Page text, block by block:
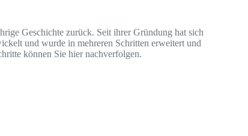
Geschichte zurück. Seit ihrer Gründung hat sich
und wurde in mehreren Schritten erweitert und
können Sie hier nachverfolgen.